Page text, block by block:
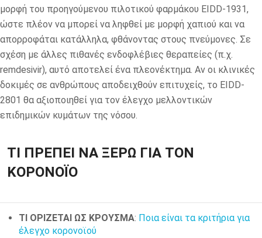
μορφή του προηγούμενου πιλοτικού φαρμάκου EIDD-1931,
ώστε πλέον να μπορεί να ληφθεί με μορφή χαπιού και να
απορροφάται κατάλληλα, φθάνοντας στους πνεύμονες. Σε
σχέση με άλλες πιθανές ενδοφλέβιες θεραπείες (π.χ.
remdesivir), αυτό αποτελεί ένα πλεονέκτημα. Αν οι κλινικές
δοκιμές σε ανθρώπους αποδειχθούν επιτυχείς, το EIDD-
2801 θα αξιοποιηθεί για τον έλεγχο μελλοντικών
επιδημικών κυμάτων της νόσου.
ΤΙ ΠΡΕΠΕΙ ΝΑ ΞΕΡΩ ΓΙΑ ΤΟΝ
ΚΟΡΟΝΟΪΟ
ΤΙ ΟΡΙΖΕΤΑΙ ΩΣ ΚΡΟΥΣΜΑ: Ποια είναι τα κριτήρια για
έλεγχο κορονοϊού